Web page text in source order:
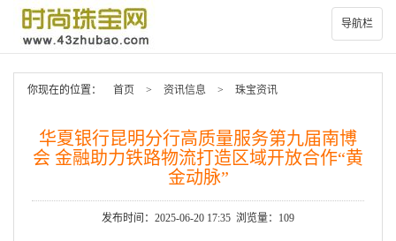
导航栏
你现在的位置： 首页 > 资讯信息 > 珠宝资讯
华夏银行昆明分行高质量服务第九届南博
会 金融助力铁路物流打造区域开放合作“黄
金动脉”
发布时间：2025-06-20 17:35 浏览量：109